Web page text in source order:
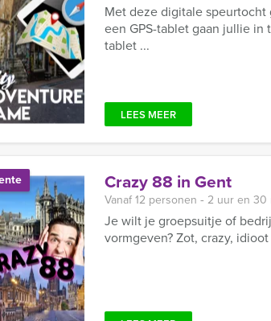
Met deze digitale
een GPS-tablet gaan jullie in
tablet ...
LEES MEER
Crazy 88 in Gent
Vanaf 12 personen ‐ 2 uur en 30
Je wilt je groepsuitje of
vormgeven? Zot, crazy,